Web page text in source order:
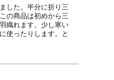
した。半分に折り三
の商品は初めから三
織れます。少し寒い
使ったりします。と